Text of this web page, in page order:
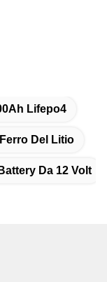
Lifepo4
Del Litio
Da 12 Volt